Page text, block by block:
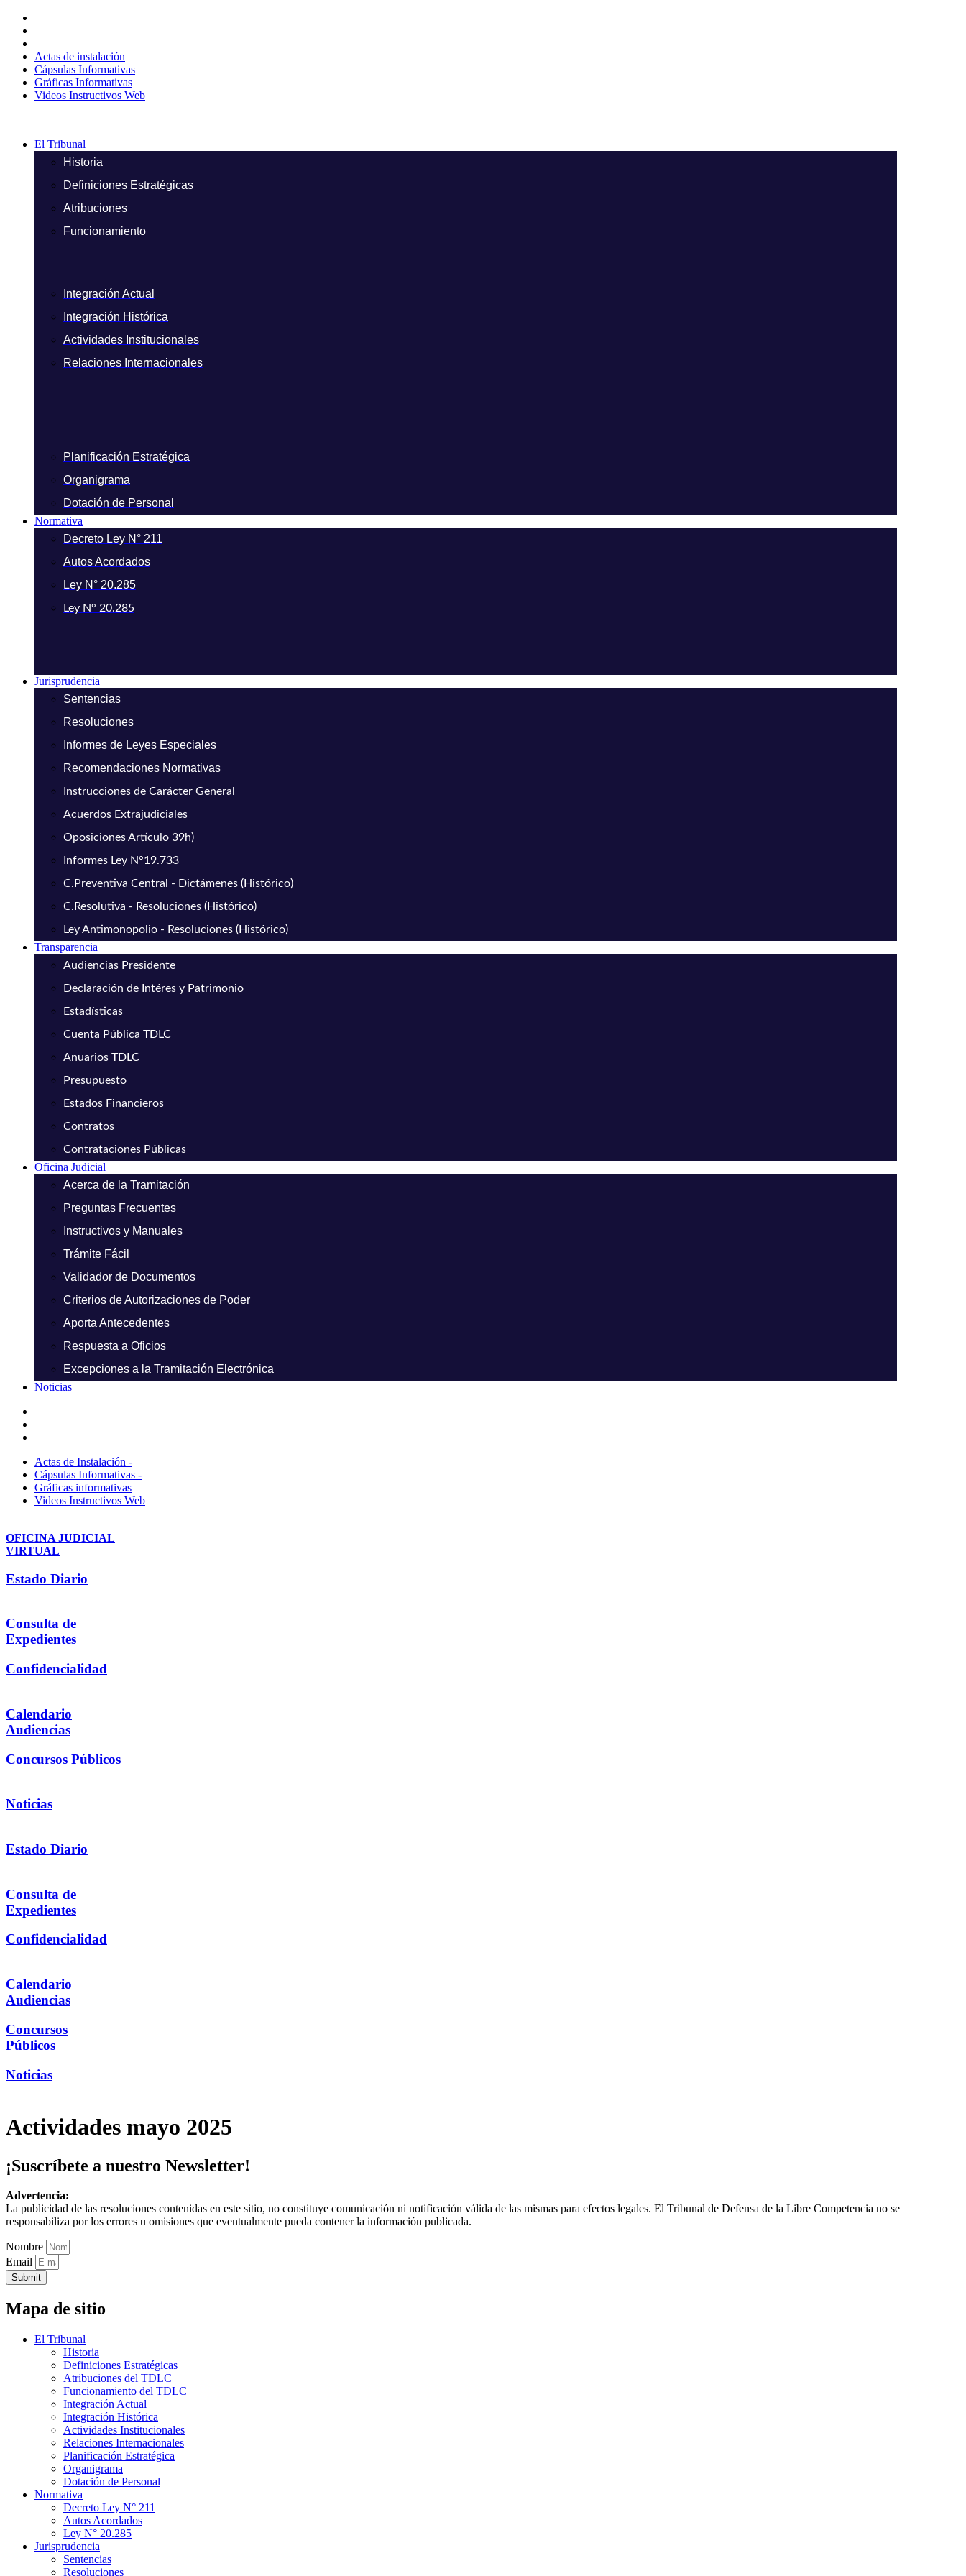
contenido
Actas de instalación
Cápsulas Informativas
Gráficas Informativas
Videos Instructivos Web
El Tribunal
Historia
Definiciones Estratégicas
Atribuciones
Funcionamiento
Integración Actual
Integración Histórica
Actividades Institucionales
Relaciones Internacionales
Planificación Estratégica
Organigrama
Dotación de Personal
Normativa
Decreto Ley N° 211
Autos Acordados
Ley N° 20.285
Ley N° 20.285
Jurisprudencia
Sentencias
Resoluciones
Informes de Leyes Especiales
Recomendaciones Normativas
Instrucciones de Carácter General
Acuerdos Extrajudiciales
Oposiciones Artículo 39h)
Informes Ley N°19.733
C.Preventiva Central - Dictámenes (Histórico)
C.Resolutiva - Resoluciones (Histórico)
Ley Antimonopolio - Resoluciones (Histórico)
Transparencia
Audiencias Presidente
Declaración de Intéres y Patrimonio
Estadísticas
Cuenta Pública TDLC
Anuarios TDLC
Presupuesto
Estados Financieros
Contratos
Contrataciones Públicas
Oficina Judicial
Acerca de la Tramitación
Preguntas Frecuentes
Instructivos y Manuales
Trámite Fácil
Validador de Documentos
Criterios de Autorizaciones de Poder
Aporta Antecedentes
Respuesta a Oficios
Excepciones a la Tramitación Electrónica
Noticias
Actas de Instalación -
Cápsulas Informativas -
Gráficas informativas
Videos Instructivos Web
OFICINA JUDICIAL
VIRTUAL
Estado Diario
Consulta de
Expedientes
Confidencialidad
Calendario
Audiencias
Concursos Públicos
Noticias
Estado Diario
Consulta de
Expedientes
Confidencialidad
Calendario
Audiencias
Concursos
Públicos
Noticias
Actividades mayo 2025
¡Suscríbete a nuestro Newsletter!
Advertencia:
La publicidad de las resoluciones contenidas en este sitio, no constituye comunicación ni notificación válida de las mismas para efectos legales. El Tribunal de Defensa de la Libre Competencia no se
responsabiliza por los errores u omisiones que eventualmente pueda contener la información publicada.
Nombre
Email
Submit
Mapa de sitio
El Tribunal
Historia
Definiciones Estratégicas
Atribuciones del TDLC
Funcionamiento del TDLC
Integración Actual
Integración Histórica
Actividades Institucionales
Relaciones Internacionales
Planificación Estratégica
Organigrama
Dotación de Personal
Normativa
Decreto Ley N° 211
Autos Acordados
Ley N° 20.285
Jurisprudencia
Sentencias
Resoluciones